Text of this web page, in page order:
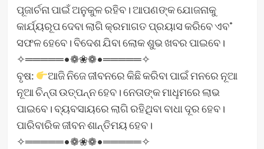
ପୂଜାର୍ଚନା ପାଇଁ ଅନୁକୁଳ ରହିବ। ଆପଣଙ୍କ ଯୋଜନାକୁ
କାର୍ଯ୍ୟରୂପ ଦେବା ଲାଗି କ୍ରମାଗତ ପ୍ରୟାସ କରିବେ ଏବ˚
ସଫଳ ହେବେ। ବିଦେଶ ଯିବା ଲୋକ ଶୁଭ ଖବର ପାଇବେ।
✧═════•❁❀❁•═════✧
ବୃଷ:
ଆଜି ନିଜେ ଜୀବନରେ କିଛି କରିବା ପାଇଁ ମନରେ ନୂଆ
ନୂଆ ଚିନ୍ତା ଉତ୍ପନ୍ନ ହେବ। ନେତାଙ୍କ ମାଧୢମରେ ଲାଭ
ପାଇବେ। ବ୍ୟବସାୟରେ ଲାଗି ରହିଥିବା ବାଧା ଦୂର ହେବ।
ପାରିବାରିକ ଜୀବନ ଶାନ୍ତିମୟ ହେବ।
✧═════•❁❀❁•═════✧